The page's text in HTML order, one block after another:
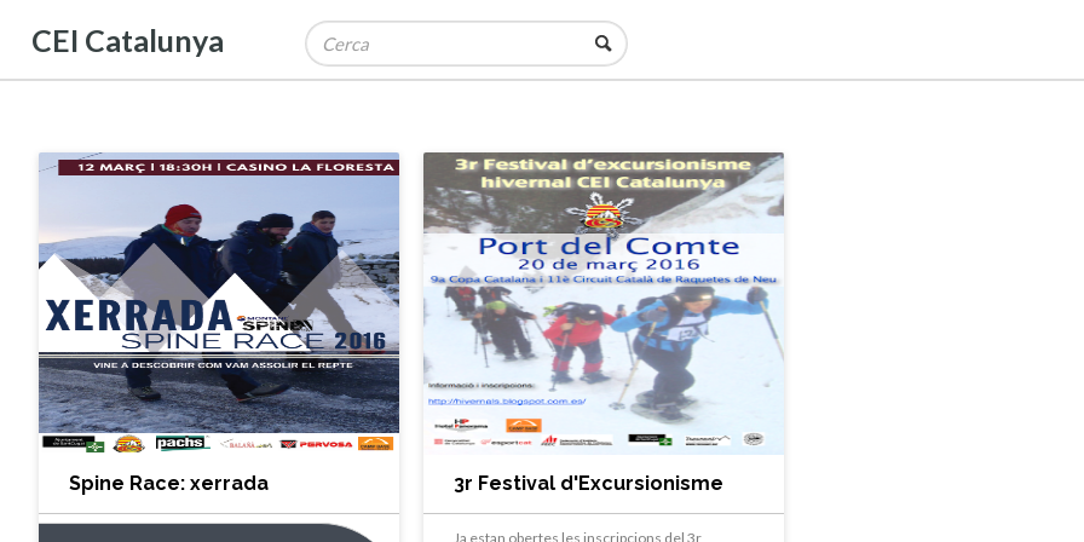
CEI Catalunya
Spine Race: xerrada
informativa
3r Festival d'Excursionisme
Hivernal
Ja estan obertes les inscripcions del 3r